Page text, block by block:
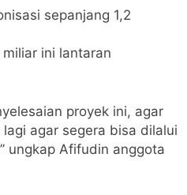
sepanjang 1,2
ini lantaran
proyek ini, agar
agar segera bisa dilalui
ungkap Afifudin anggota